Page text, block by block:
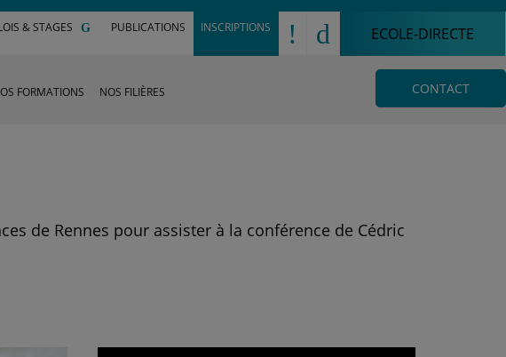
! d ECOLE-DIRECTE
& STAGES PUBLICATIONS INSCRIPTIONS
CONTACT
FORMATIONS NOS FILIÈRES
de Rennes pour assister à la conférence de Cédric